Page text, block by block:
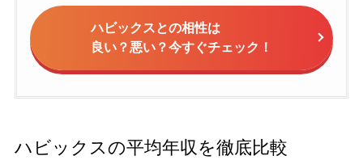
ハビックスとの相性は
良い？悪い？今すぐチェック！
ハビックスの平均年収を徹底比較